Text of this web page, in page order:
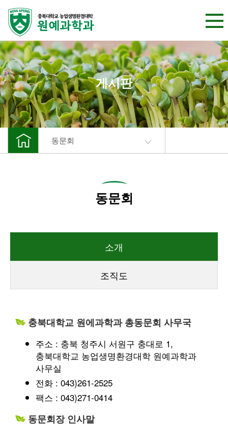
게시판
동문회
동문회
소개
조직도
충북대학교 원에과학과 총동문회 사무국
주소 : 충북 청주시 서원구 충대로 1,
충북대학교 농업생명환경대학 원예과학과
사무실
전화 : 043)261-2525
팩스 : 043)271-0414
동문회장 인사말